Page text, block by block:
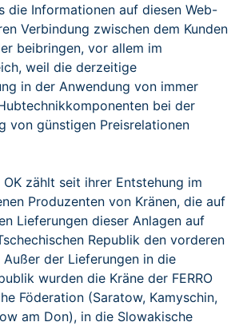
die Informationen auf diesen Web-
Verbindung zwischen dem Kunden
beibringen, vor allem im
weil die derzeitige
in der Anwendung von immer
bei der
von günstigen Preisrelationen
OK zählt seit ihrer Entstehung im
Produzenten von Kränen, die auf
Lieferungen dieser Anlagen auf
Republik den vorderen
Außer der Lieferungen in die
wurden die Kräne der FERRO
Föderation (Saratow, Kamyschin,
am Don), in die Slowakische